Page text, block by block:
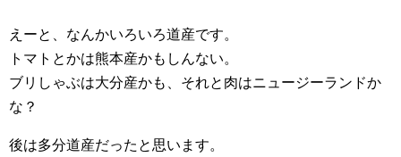
えーと、なんかいろいろ道産です。
トマトとかは熊本産かもしんない。
ブリしゃぶは大分産かも、それと肉はニュージーランドか
な？
後は多分道産だったと思います。